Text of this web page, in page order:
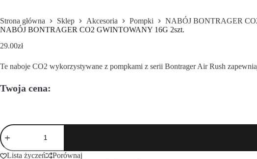
Strona główna Sklep Akcesoria Pompki
NABÓJ BONTRAGER
NABÓJ BONTRAGER CO2 GWINTOWANY 16G 2szt.
29.00zł
Te naboje CO2 wykorzystywane z pompkami z serii Bontrager Air Rush
Twoja cena:
Lista życzeń
Porównaj